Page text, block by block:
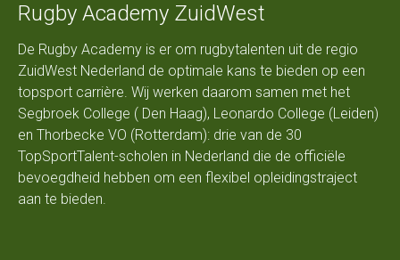
Rugby Academy ZuidWest
De Rugby Academy is er om rugbytalenten uit de regio
ZuidWest Nederland de optimale kans te bieden op een
topsport carrière. Wij werken daarom samen met het
Segbroek College ( Den Haag), Leonardo College (Leiden)
en Thorbecke VO (Rotterdam): drie van de 30
TopSportTalent-scholen in Nederland die de officiële
bevoegdheid hebben om een flexibel opleidingstraject
aan te bieden.